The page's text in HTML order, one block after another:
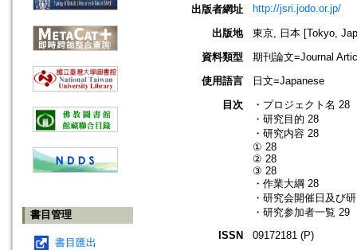
書目管理
書目匯出
出版者網址
http://jsri.jodo.or.jp/
出版地
東京, 日本 [Tokyo,
資料類型
期刊論文=Journal
使用語言
日文=Japanese
目次
・プロジェクト名 28
・研究目的 28
・研究内容 28
① 28
② 28
③ 28
・作業大綱 28
・研究会開催日及び
・研究参加者一覧 29
ISSN
09172181 (P)